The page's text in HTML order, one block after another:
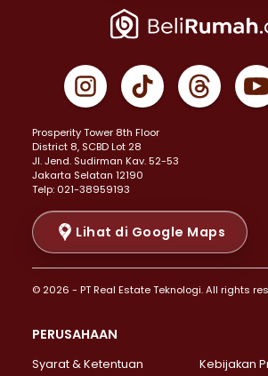
Properti Dijual di Jakarta Pusat >
Properti Dijual di Gambir >
Properti Dijual di Johar Baru >
Properti Dijual di Menteng >
Properti Dijual di Senen >
Properti Dijual di Tanah Abang >
Properti Dijual di Cikini >
Properti Dijual di Kramat >
Properti Dijual di Pasar Baru >
Properti Dijual di Bendungan Hilir >
Properti Dijual di Jakarta Selatan
Properti Dijual di Lebak Bulus >
Properti Dijual di Gandaria Selatan >
Prosperity Tower 8th Floor
District 8, SCBD Lot 28
JI. Jend. Sudirman Kav. 52-53
Jakarta Selatan 12190
Telp: 021-38959193
Lihat di Google Maps
© 2026 - PT Real Estate Teknologi. All rights
PERUSAHAAN
Syarat & Ketentuan
Kebijakan